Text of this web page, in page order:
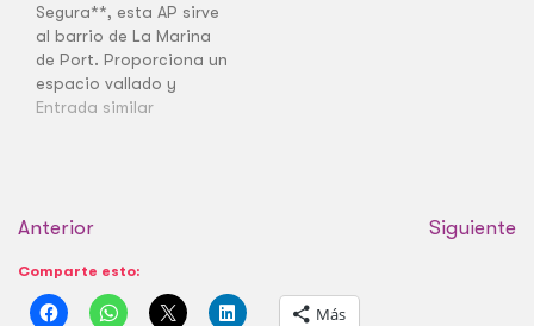
Segura**, esta AP sirve
al barrio de La Marina
de Port. Proporciona un
espacio vallado y
seguro para el juego en
Entrada similar
Anterior Siguiente
Comparte esto:
Más